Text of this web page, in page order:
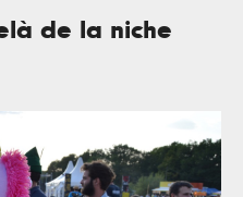
de la niche